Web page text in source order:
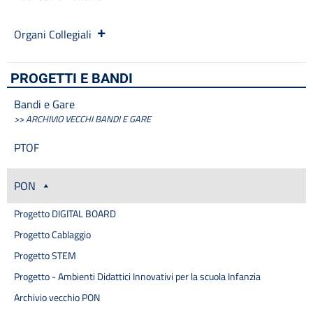
Inclusione e BES
Informazioni
Materiale didattico
Modulistica famiglie
Modulistica personale scuola
OIV
Organi di indirizzo politico-amministrativo
Organigramma
Patto educativo
Personale non a tempo indeterminato
Piano di Miglioramento (PDM) Triennio 2022/2025 REVISIONE
a.s. 2024/2025
Plessi
PNRR Futura
PNSD
Organi Collegiali
PROGETTI E BANDI
Bandi e Gare
>> ARCHIVIO VECCHI BANDI E GARE
PTOF
PON
Progetto DIGITAL BOARD
Progetto Cablaggio
Progetto STEM
Progetto - Ambienti Didattici Innovativi per la scuola Infanzia
Archivio vecchio PON